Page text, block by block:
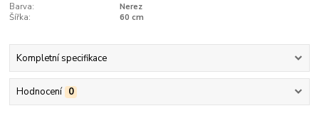
Barva:
Nerez
Šířka:
60 cm
Kompletní specifikace
Hodnocení 0